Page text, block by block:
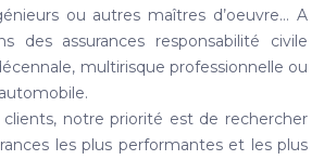
ou autres maîtres d’oeuvre… A
des assurances responsabilité civile
multirisque professionnelle ou
notre priorité est de rechercher
les plus performantes et les plus